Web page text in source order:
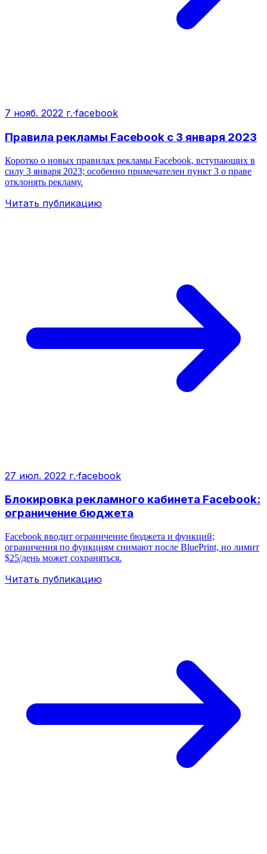
7 нояб. 2022 г.·facebook
Правила рекламы Facebook с 3 января 2023
Коротко о новых правилах рекламы Facebook, вступающих в
силу 3 января 2023; особенно примечателен пункт 3 о праве
отклонять рекламу.
Читать публикацию
27 июл. 2022 г.·facebook
Блокировка рекламного кабинета Facebook:
ограничение бюджета
Facebook вводит ограничение бюджета и функций;
ограничения по функциям снимают после BluePrint, но лимит
$25/день может сохраняться.
Читать публикацию